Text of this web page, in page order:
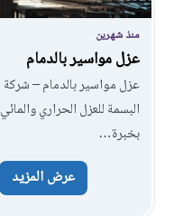
منذ شهرين
عزل مواسير بالدمام
عزل مواسير بالدمام – شركة
البسمة للعزل الحراري والمائي
بخبرة…
عرض المزيد